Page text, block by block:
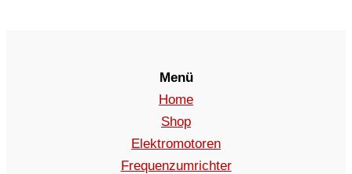
Menü
Home
Shop
Elektromotoren
Frequenzumrichter